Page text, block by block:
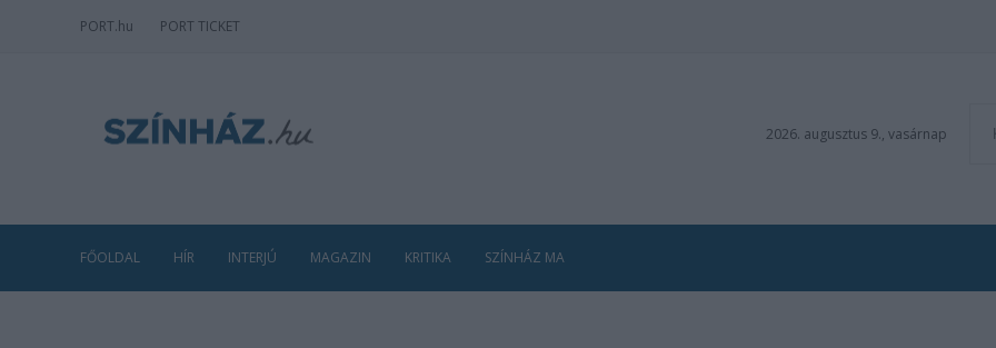
PORT.hu PORT TICKET
2026. augusztus 9., vasárnap
FŐOLDAL HÍR INTERJÚ MAGAZIN KRITIKA SZÍNHÁZ MA